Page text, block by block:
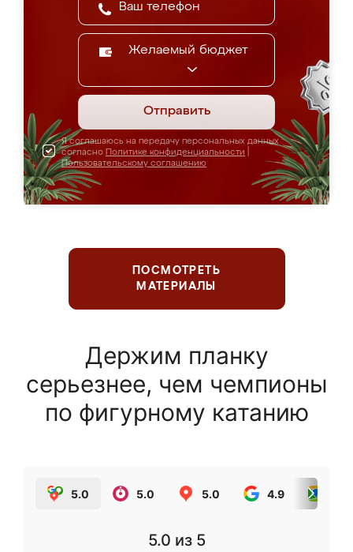
Желаемый бюджет
Отправить
Я соглашаюсь на передачу персональных данных
согласно Политике конфиденциальности
Пользовательскому соглашению
ПОСМОТРЕТЬ
МАТЕРИАЛЫ
Держим планку
серьезнее, чем чемпионы
по фигурному катанию
5.0 5.0 5.0 4.9
5.0 из 5